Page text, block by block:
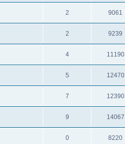
2 9061
2 9239
4 11190
5 12470
7 12390
9 14067
0 8220